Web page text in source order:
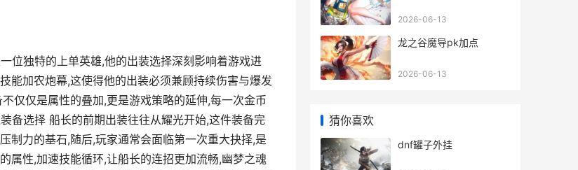
位独特的上单英雄,他的出装选择深刻影响着游戏进
能加农炮幕,这使得他的出装必须兼顾持续伤害与爆发
仅仅是属性的叠加,更是游戏策略的延伸,每一次金币
备选择 船长的前期出装往往从耀光开始,这件装备完
制力的基石,随后,玩家通常会面临第一次重大抉择,是
属性,加速技能循环,让船长的连招更加流畅,幽梦之魂
2026-06-13
龙之谷魔导pk加点
2026-06-13
猜你喜欢
dnf罐子外挂